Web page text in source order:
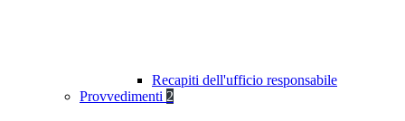
Recapiti dell'ufficio responsabile
Provvedimenti 2